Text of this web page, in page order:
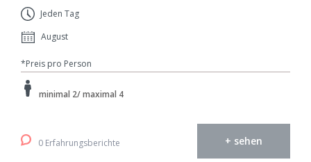
Jeden Tag
August
*Preis pro Person
minimal 2/ maximal 4
0 Erfahrungsberichte + sehen